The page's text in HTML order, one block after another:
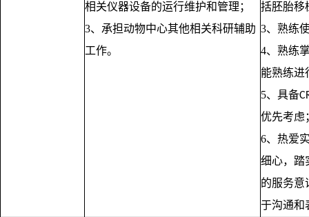
相关仪器设备的运行维护和管理；
3、承担动物中心其他相关科研辅助
工作。
括胚胎移
3、熟练
4、熟练
能熟练进
5、具备
优先考虑
6、热爱
细心，踏
的服务意
于沟通和